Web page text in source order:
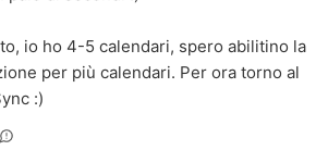
io ho 4-5 calendari, spero abilitino la
per più calendari. Per ora torno al
:)